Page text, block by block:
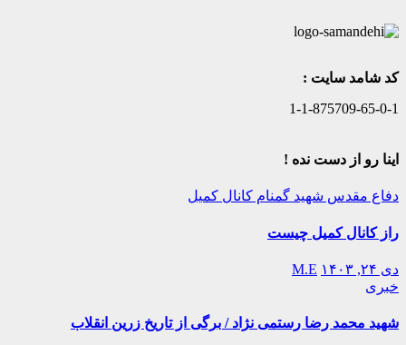
کد شامد سایت :
1-1-875709-65-0-1
اینا رو از دست نده !
دفاع مقدس شهید گمنام کانال کمیل
راز کانال کمیل چیست
دی ۲۴, ۱۴۰۳
M.E
خبری
شهید محمد رضا رستمی نژاد / برگی از تاریخ زرین انقلاب